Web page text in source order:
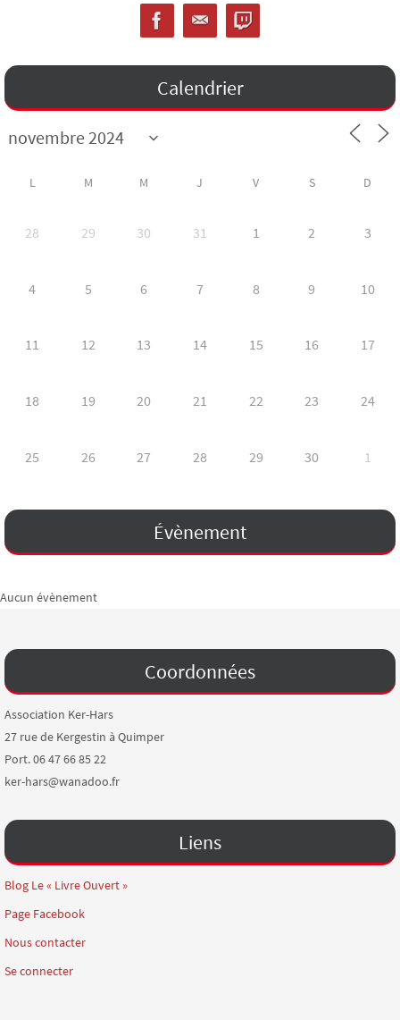
Calendrier
L M M J V S D
28 29 30 31 1 2 3
4 5 6 7 8 9 10
11 12 13 14 15 16 17
18 19 20 21 22 23 24
25 26 27 28 29 30 1
Évènement
Aucun évènement
Coordonnées
Association Ker-Hars
27 rue de Kergestin à Quimper
Port. 06 47 66 85 22
ker-hars@wanadoo.fr
Liens
Blog Le « Livre Ouvert »
Page Facebook
Nous contacter
Se connecter